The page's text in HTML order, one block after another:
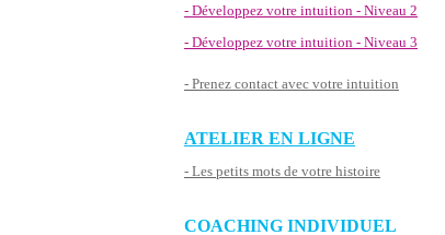
- Développez votre intuition - Niveau 2
- Développez votre intuition - Niveau 3
- Prenez contact avec votre intuition
ATELIER EN LIGNE
- Les petits mots de votre histoire
COACHING INDIVIDUEL